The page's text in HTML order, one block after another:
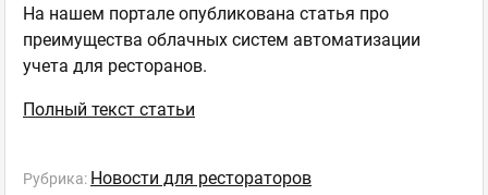
На нашем портале опубликована статья про
преимущества облачных систем автоматизации
учета для ресторанов.
Полный текст статьи
Рубрика: Новости для рестораторов